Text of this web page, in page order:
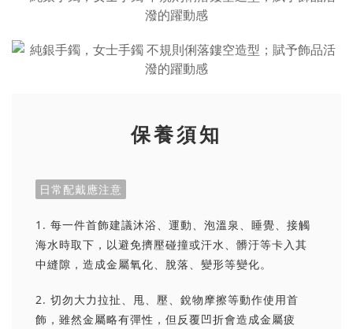
保養須知
日常配戴應注意
1. 每一件首飾建議沐浴、運動、泡溫泉、睡覺、接觸
海水時取下，以避免擠壓碰撞或汗水、髒汙等卡入其
中縫隙，造成金屬氧化、脫落、變形等變化。
2. 切勿大力拉扯、甩、壓、銳物摩擦等動作使用首
飾，雖然金屬略有彈性，但反覆凹折會造成金屬疲